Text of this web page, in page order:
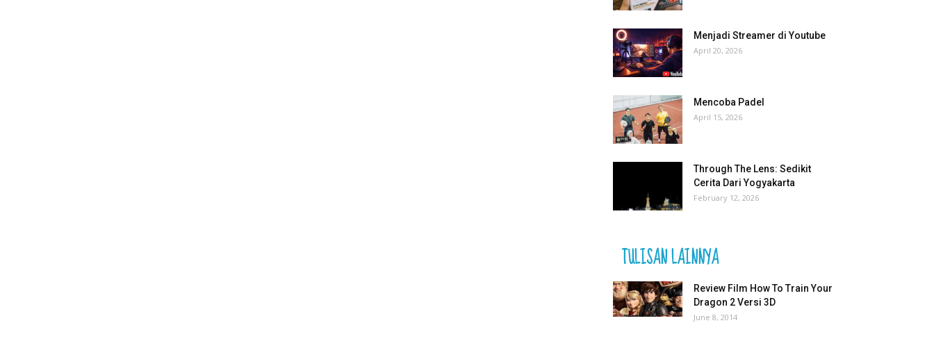
Menjadi Streamer di Youtube
April 20, 2026
Mencoba Padel
April 15, 2026
Through The Lens: Sedikit
Cerita Dari Yogyakarta
February 12, 2026
TULISAN LAINNYA
Review Film How To Train Your
Dragon 2 Versi 3D
June 8, 2014